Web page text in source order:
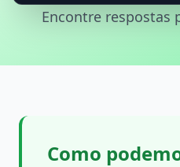
Encontre respostas
Como